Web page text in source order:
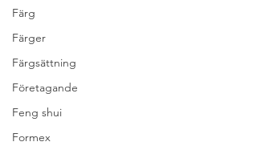
Färg
Färger
Färgsättning
Företagande
Feng shui
Formex